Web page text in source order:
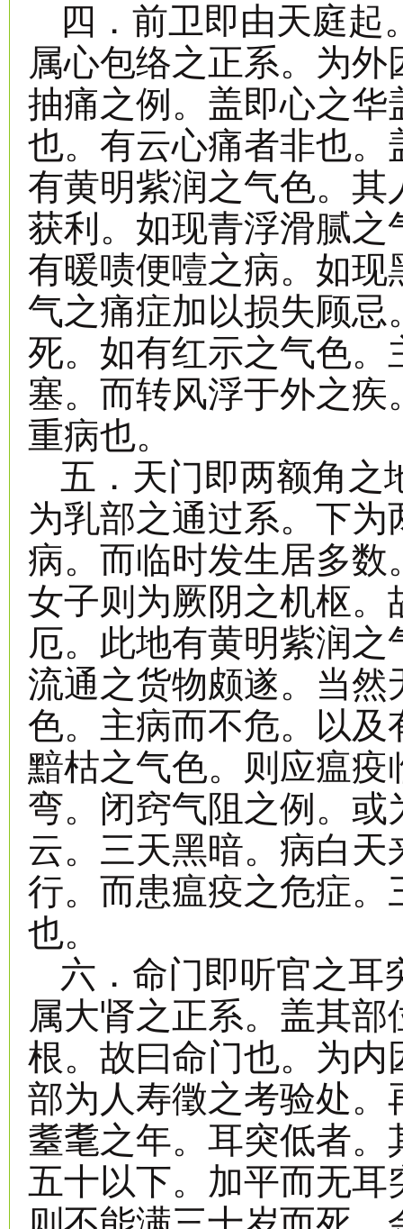
四．前卫即由天庭起
属心包络之正系。为
抽痛之例。盖即心之
也。有云心痛者非也
有黄明紫润之气色。
获利。如现青浮滑腻
有暖啧便噎之病。如
气之痛症加以损失顾
死。如有红示之气色
塞。而转风浮于外之
重病也。
五．天门即两额角之
为乳部之通过系。下
病。而临时发生居多
女子则为厥阴之机枢
厄。此地有黄明紫润
流通之货物颇遂。当
色。主病而不危。以
黯枯之气色。则应瘟
弯。闭窍气阻之例。
云。三天黑暗。病白
行。而患瘟疫之危症
也。
六．命门即听官之耳
属大肾之正系。盖其
根。故曰命门也。为
部为人寿徵之考验处
耋耄之年。耳突低者
五十以下。加平而无